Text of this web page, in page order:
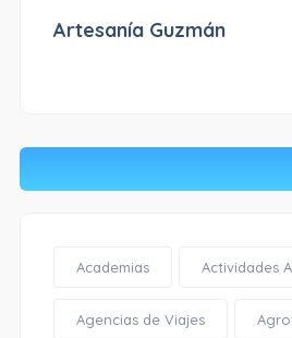
Artesanía Guzmán
Academias Actividades
Agencias de Viajes